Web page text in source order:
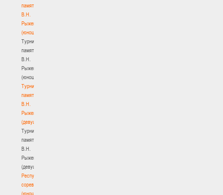
памяти
В.Н.
Рыженкова
(юноши)
Турнир
памяти
В.Н.
Рыженкова
(юноши)
Турнир
памяти
В.Н.
Рыженкова
(девушки)
Турнир
памяти
В.Н.
Рыженкова
(девушки)
Республиканские
соревнования
(юноши)